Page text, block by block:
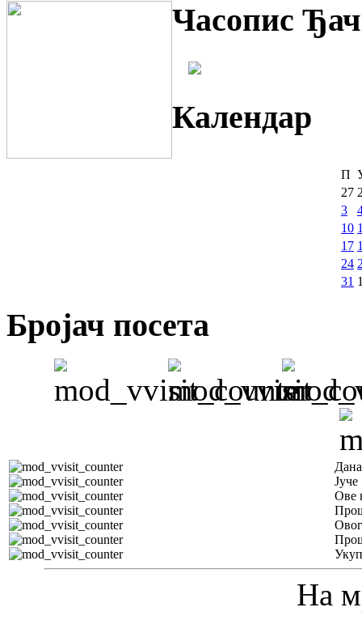
Часопис
Календар
П
27
3
10
17
24
31
Бројач посета
Јуче
Ове
На